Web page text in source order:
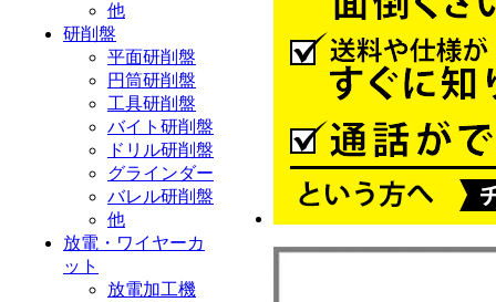
他
研削盤
平面研削盤
円筒研削盤
工具研削盤
バイト研削盤
ドリル研削盤
グラインダー
バレル研削盤
他
放電・ワイヤーカ
ット
放電加工機